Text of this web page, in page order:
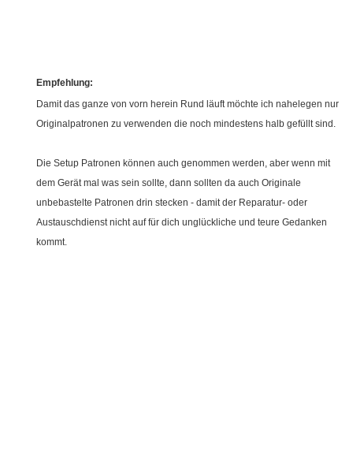
Empfehlung:
Damit das ganze von vorn herein Rund läuft möchte ich nahelegen nur
Originalpatronen zu verwenden die noch mindestens halb gefüllt sind.
Die Setup Patronen können auch genommen werden, aber wenn mit
dem Gerät mal was sein sollte, dann sollten da auch Originale
unbebastelte Patronen drin stecken - damit der Reparatur- oder
Austauschdienst nicht auf für dich unglückliche und teure Gedanken
kommt.